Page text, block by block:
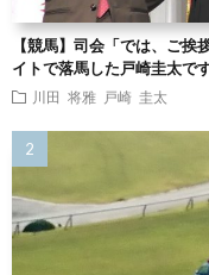
【競馬】司会「では、ご
イトで落馬した戸崎圭太です
川田 将雅 戸崎 圭太